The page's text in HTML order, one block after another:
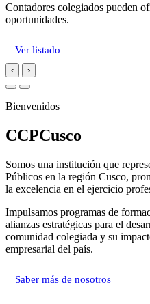
Contadores colegiados pueden
oportunidades.
Ver listado
‹ ›
Bienvenidos
CCPCusco
Somos una institución que
Públicos en la región Cusco,
la excelencia en el ejercicio
Impulsamos programas de
alianzas estratégicas para el
comunidad colegiada y su
empresarial del país.
Saber más de nosotros